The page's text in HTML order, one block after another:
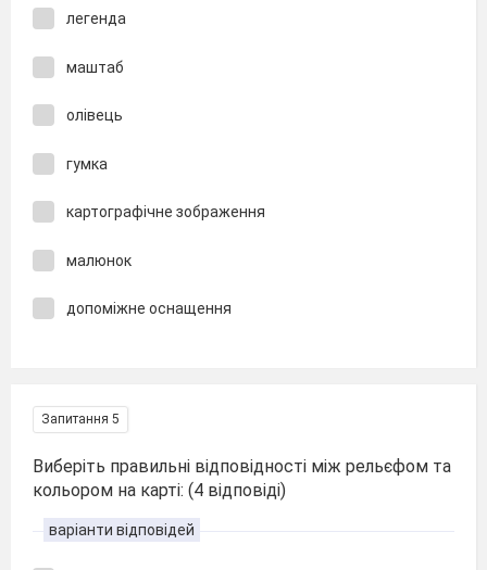
легенда
маштаб
олівець
гумка
картографічне зображення
малюнок
допоміжне оснащення
Запитання 5
Виберіть правильні відповідності між рельєфом та
кольором на карті: (4 відповіді)
варіанти відповідей